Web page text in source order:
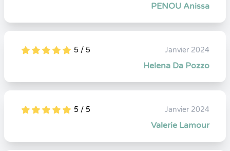
PENOU Anissa
5
1
5
0 5 / 5 Janvier 2024
Helena Da Pozzo
5
1
5
0 5 / 5 Janvier 2024
Valerie Lamour